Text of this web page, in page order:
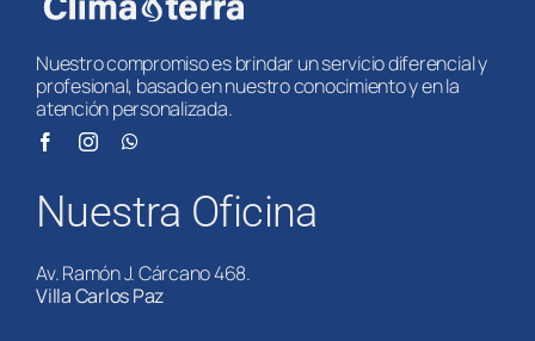
Nuestro compromiso es brindar un servicio diferencial y
profesional, basado en nuestro conocimiento y en la
atención personalizada.
Nuestra Oficina
Av. Ramón J. Cárcano 468.
Villa Carlos Paz